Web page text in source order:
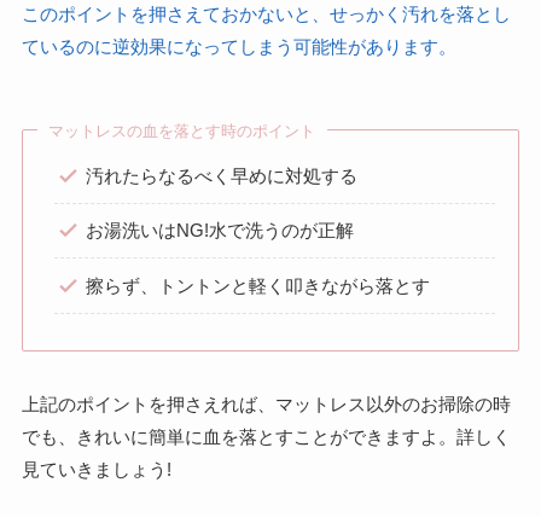
このポイントを押さえておかないと、せっかく汚れを落とし
ているのに逆効果になってしまう可能性があります。
マットレスの血を落とす時のポイント
汚れたらなるべく早めに対処する
お湯洗いはNG!水で洗うのが正解
擦らず、トントンと軽く叩きながら落とす
上記のポイントを押さえれば、マットレス以外のお掃除の時
でも、きれいに簡単に血を落とすことができますよ。詳しく
見ていきましょう!